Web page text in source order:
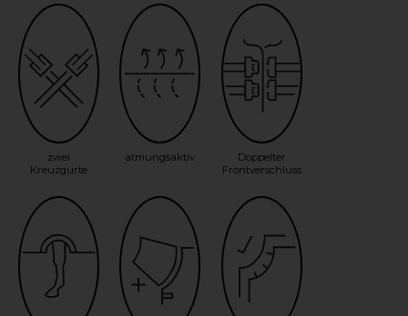
zwei
Kreuzgurte
atmungsaktiv
Doppelter
Frontverschluss